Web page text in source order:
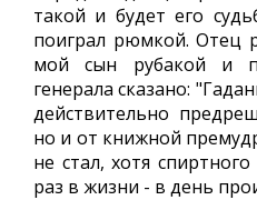
такой и будет его
поиграл рюмкой. Отец
мой сын рубакой и
генерала сказано:
действительно
но и от книжной
не стал, хотя
раз в жизни - в день